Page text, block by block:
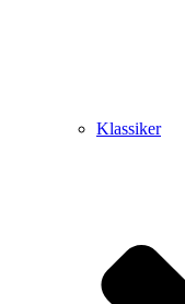
Klassiker